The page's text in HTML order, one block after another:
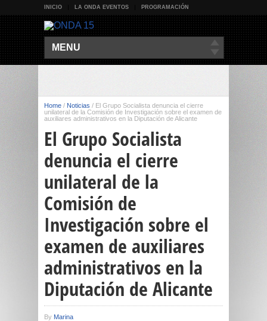
INICIO LA ONDA EVENTOS PROGRAMACIÓN
MENU
Home / Noticias / El Grupo Socialista denuncia el cierre
unilateral de la Comisión de Investigación sobre el examen de
auxiliares administrativos en la Diputación de Alicante
El Grupo Socialista
denuncia el cierre
unilateral de la
Comisión de
Investigación sobre el
examen de auxiliares
administrativos en la
Diputación de Alicante
By Marina